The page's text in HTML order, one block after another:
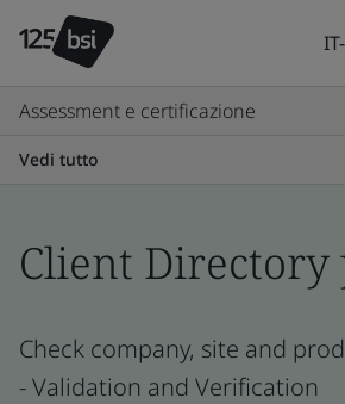
Assessment e certificazione
Vedi tutto
Client
Check company, site and
- Validation and Verification